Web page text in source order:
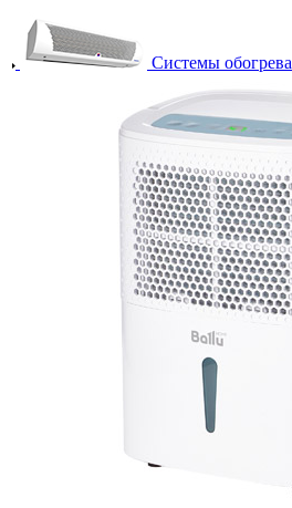
Системы обогрева